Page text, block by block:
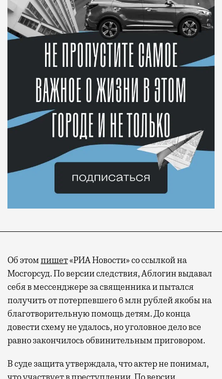
Об этомпишет«РИА Новости» со ссылкой на
Мосгорсуд. По версии следствия, Аблогин выдавал
себя в мессенджере за священника и пытался
получить от потерпевшего 6 млн рублей якобы на
благотворительную помощь детям. До конца
довести схему не удалось, но уголовное дело все
равно закончилось обвинительным приговором.
В суде защита утверждала, что актер не понимал,